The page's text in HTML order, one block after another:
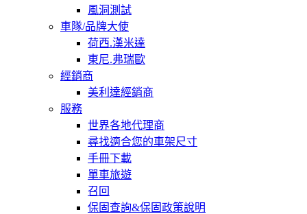
風洞測試
車隊/品牌大使
荷西.漢米達
東尼.弗瑞歐
經銷商
美利達經銷商
服務
世界各地代理商
尋找適合您的車架尺寸
手冊下載
單車旅遊
召回
保固查詢&保固政策說明